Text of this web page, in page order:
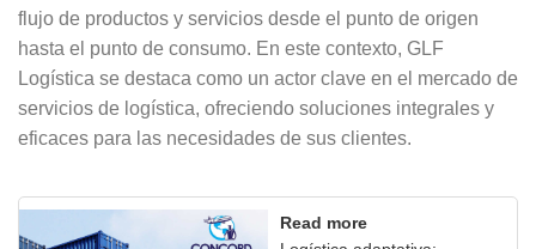
flujo de productos y servicios desde el punto de origen
hasta el punto de consumo. En este contexto, GLF
Logística se destaca como un actor clave en el mercado de
servicios de logística, ofreciendo soluciones integrales y
eficaces para las necesidades de sus clientes.
Read more